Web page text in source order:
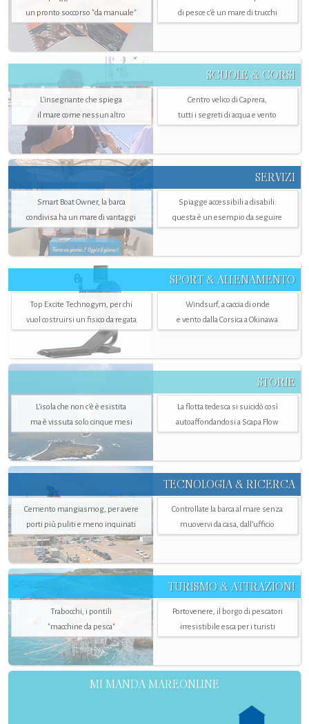
un pronto soccorso "da manuale"
di pesce c'è un mare di trucchi
SCUOLE & CORSI
L'insegnante che spiega
il mare come nessun altro
Centro velico di Caprera,
tutti i segreti di acqua e vento
SERVIZI
Smart Boat Owner, la barca
condivisa ha un mare di vantaggi
Spiagge accessibili a disabili:
questa è un esempio da seguire
SPORT & ALLENAMENTO
Top Excite Technogym, per chi
vuol costruirsi un fisico da regata
Windsurf, a caccia di onde
e vento dalla Corsica a Okinawa
STORIE
L’isola che non c'è è esistita
ma è vissuta solo cinque mesi
La flotta tedesca si suicidò così
autoaffondandosi a Scapa Flow
TECNOLOGIA & RICERCA
Cemento mangiasmog, per avere
porti più puliti e meno inquinati
Controllate la barca al mare senza
muovervi da casa, dall’ufficio
TURISMO & ATTRAZIONI
Trabocchi, i pontili
"macchine da pesca"
Portovenere, il borgo di pescatori
irresistibile esca per i turisti
MI MANDA MAREONLINE